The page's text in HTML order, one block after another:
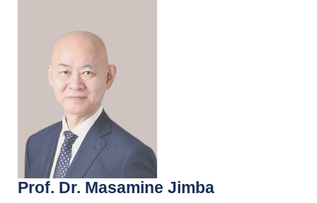
Prof. Dr. Masamine Jimba